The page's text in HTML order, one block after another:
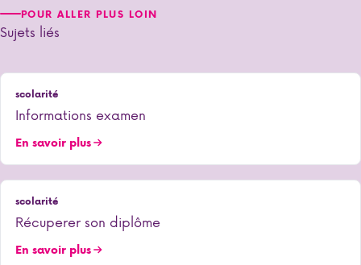
POUR ALLER PLUS LOIN
Sujets liés
scolarité
Informations examen
En savoir plus
scolarité
Récuperer son diplôme
En savoir plus